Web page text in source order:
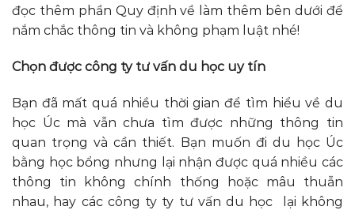
đọc thêm phần Quy định về làm thêm bên dưới để
nắm chắc thông tin và không phạm luật nhé!
Chọn được công ty tư vấn du học uy tín
Bạn đã mất quá nhiều thời gian để tìm hiểu về du
học Úc mà vẫn chưa tìm được những thông tin
quan trọng và cần thiết. Bạn muốn đi du học Úc
bằng học bổng nhưng lại nhận được quá nhiều các
thông tin không chính thống hoặc mâu thuẫn
nhau, hay các công ty ty tư vấn du học lại không